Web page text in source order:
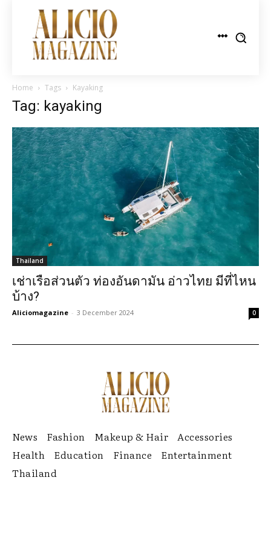
Home Tags Kayaking
Tag: kayaking
Thailand
เช่าเรือส่วนตัว ท่องอันดามัน อ่าวไทย มีที่ไหน
บ้าง?
Aliciomagazine - 3 December 2024 0
News Fashion Makeup & Hair
Accessories
Health
Education Finance
Entertainment
Thailand